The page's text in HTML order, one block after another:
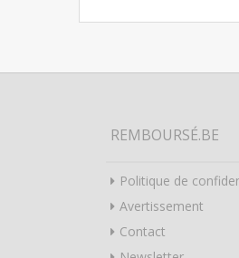
REMBOURSÉ.BE
Politique de
Avertissement
Contact